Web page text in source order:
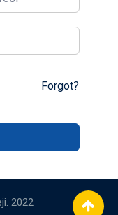
Forgot?
2022